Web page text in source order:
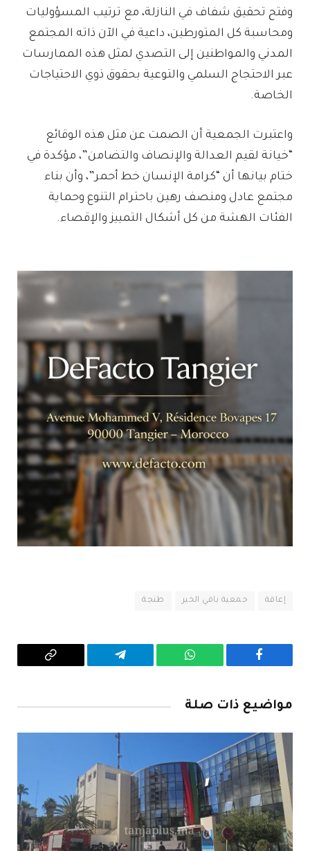
وفتح تحقيق شفاف في النازلة، مع ترتيب المسؤوليات
ومحاسبة كل المتورطين، داعية في الآن ذاته المجتمع
المدني والمواطنين إلى التصدي لمثل هذه الممارسات
عبر الاحتجاج السلمي والتوعية بحقوق ذوي الاحتياجات
الخاصة.
واعتبرت الجمعية أن الصمت عن مثل هذه الوقائع
“خيانة لقيم العدالة والإنصاف والتضامن”، مؤكدة في
ختام بيانها أن “كرامة الإنسان خط أحمر”، وأن بناء
مجتمع عادل ومنصف رهين باحترام التنوع وحماية
الفئات الهشة من كل أشكال التمييز والإقصاء.
إعاقة جمعية باقي الخير طنجة
فيسبوك واتساب تيلقرام
Copy
مواضيع ذات صلة